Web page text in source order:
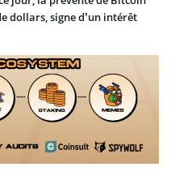
dollars, signe d’un intérêt